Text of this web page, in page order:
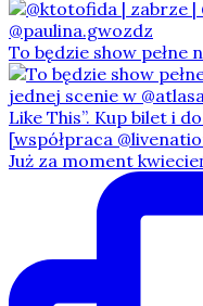
To będzie show pełne
Już za moment